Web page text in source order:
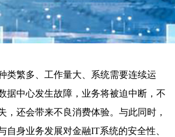
类繁多、工作量大、系统需要连续运
据中心发生故障，业务将被迫中断，不
，还会带来不良消费体验。与此同时，
自身业务发展对金融IT系统的安全性、